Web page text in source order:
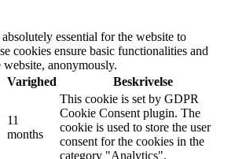
essential for the website to
cookies ensure basic functionalities and
anonymously.
Varighed Beskrivelse
11
months
This cookie is set by GDPR
Cookie Consent plugin. The
cookie is used to store the user
consent for the cookies in the
category "Analytics".